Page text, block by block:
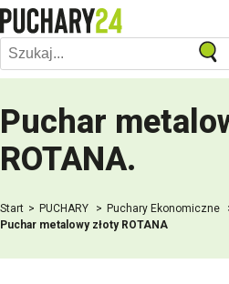
Puchar
ROTANA.
Start PUCHARY
Puchary Ekonomiczne
Puchar metalowy złoty ROTANA